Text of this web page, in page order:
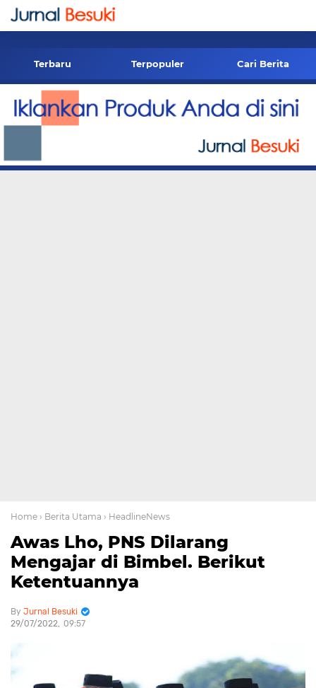
-->
Terbaru Terpopuler Cari Berita
Home › Berita Utama › HeadlineNews
Awas Lho, PNS Dilarang
Mengajar di Bimbel. Berikut
Ketentuannya
Jurnal Besuki
29/07/2022 09:57